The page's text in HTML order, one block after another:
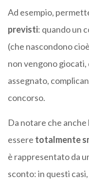
Ad esempio,
previsti: quando un
(che nascondono
non vengono giocati,
assegnato,
concorso.
Da notare che
essere totalmente
è rappresentato da
sconto: in questi